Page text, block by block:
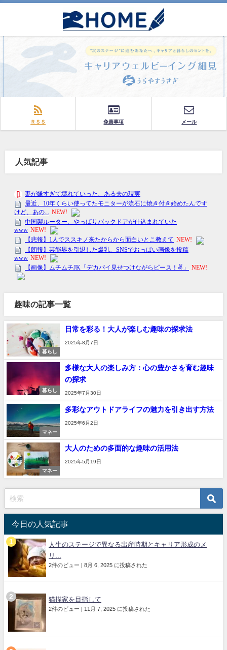
ＲＳＳ 免責事項 メール
人気記事
趣味の記事一覧
暮らし
日常を彩る！大人が楽しむ趣味の探求法
2025年8月7日
暮らし
多様な大人の楽しみ方：心の豊かさを育む趣味
の探求
2025年7月30日
マネー
多彩なアウトドアライフの魅力を引き出す方法
2025年6月2日
マネー
大人のための多面的な趣味の活用法
2025年5月19日
今日の人気記事
人生のステージで異なる出産時期とキャリア形成のメ
リ...
2件のビュー | 8月 6, 2025 に投稿された
猫描家を目指して
2件のビュー | 11月 7, 2025 に投稿された